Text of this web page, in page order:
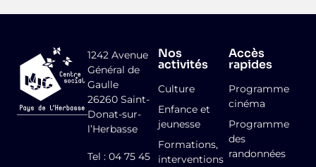
1242 Avenue
Général de
Gaulle
26260 Saint-
Donat-sur-
l’Herbasse
Tel : 04 75 45
Nos
activités
Culture
Enfance et
jeunesse
Formations,
interventions
Accès
rapides
Programme
cinéma
Programme
des
randonnées